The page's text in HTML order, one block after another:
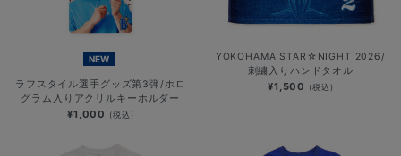
NEW
ラフスタイル選手グッズ第3弾/ホロ
グラム入りアクリルキーホルダー
¥1,000 (税込)
YOKOHAMA STAR☆NIGHT 2026/
刺繍入りハンドタオル
¥1,500 (税込)